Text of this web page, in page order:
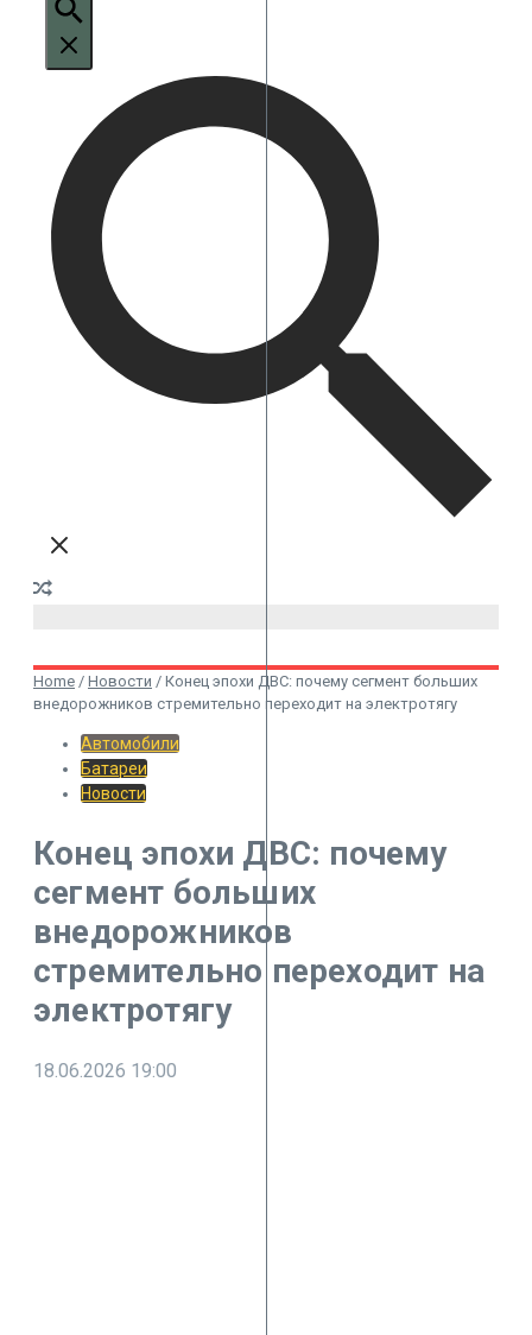
Home / Новости / Конец эпохи ДВС: почему сегмент больших
внедорожников стремительно переходит на электротягу
Автомобили
Батареи
Новости
Конец эпохи ДВС: почему
сегмент больших
внедорожников
стремительно переходит на
электротягу
18.06.2026 19:00